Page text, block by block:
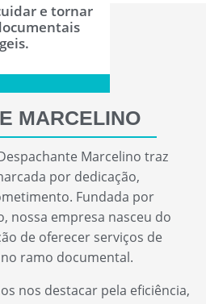
e tornar
MARCELINO
Marcelino traz
por dedicação,
Fundada por
nossa empresa nasceu do
de oferecer serviços de
ramo documental.
nos destacar pela eficiência,